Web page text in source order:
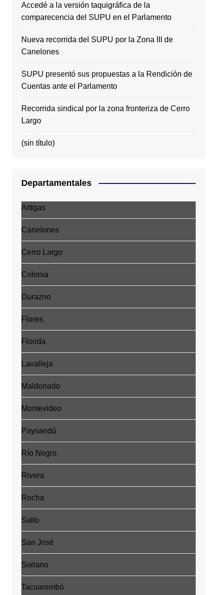
Accedé a la versión taquigráfica de la
comparecencia del SUPU en el Parlamento
Nueva recorrida del SUPU por la Zona III de
Canelones
SUPU presentó sus propuestas a la Rendición de
Cuentas ante el Parlamento
Recorrida sindical por la zona fronteriza de Cerro
Largo
(sin título)
Departamentales
Artigas
Canelones
Cerro Largo
Colonia
Durazno
Flores
Florida
Lavalleja
Maldonado
Montevideo
Paysandú
Río Negro
Rivera
Rocha
Salto
San José
Soriano
Tacuarembó